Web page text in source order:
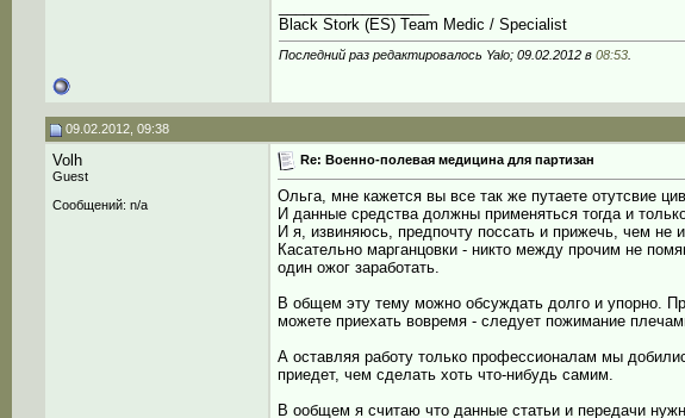
Black Stork (ES) Team Medic / Specialist
Последний раз редактировалось Yalo; 09.02.2012 в 08:53
09.02.2012, 09:38
Volh
Guest
Сообщений: n/a
Re: Военно-полевая медицина для партизан
Ольга, мне кажется вы все так же путаете отутсвие
И данные средства должны применяться тогда и
И я, извиняюсь, предпочту поссать и прижечь, чем не
Касательно марганцовки - никто между прочим не
один ожог заработать.
В общем эту тему можно обсуждать долго и упорно.
можете приехать вовремя - следует пожимание
А оставляя работу только профессионалам мы
приедет, чем сделать хоть что-нибудь самим.
В ообщем я считаю что данные статьи и передачи